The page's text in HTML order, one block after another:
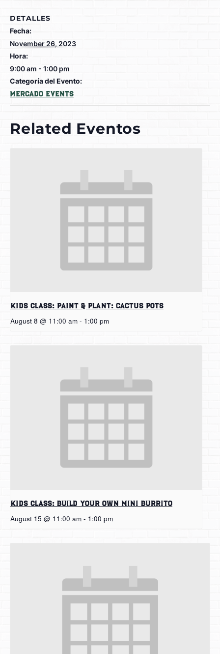
DETALLES
Fecha:
November 26, 2023
Hora:
9:00 am - 1:00 pm
Categoría del Evento:
Mercado Events
Related Eventos
Kids Class: Paint & Plant: Cactus Pots
August 8 @ 11:00 am - 1:00 pm
Kids Class: Build Your Own Mini Burrito
August 15 @ 11:00 am - 1:00 pm